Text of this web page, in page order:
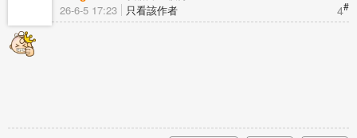
4#
26-6-5 17:23 只看該作者